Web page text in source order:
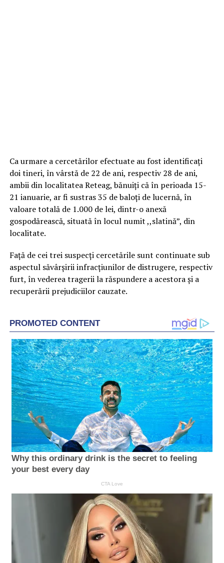
Ca urmare a cercetărilor efectuate au fost identificaţi
doi tineri, în vârstă de 22 de ani, respectiv 28 de ani,
ambii din localitatea Reteag, bănuiţi că în perioada 15-
21 ianuarie, ar fi sustras 35 de baloţi de lucernă, în
valoare totală de 1.000 de lei, dintr-o anexă
gospodărească, situată în locul numit ,,slatină”, din
localitate.
Faţă de cei trei suspecţi cercetările sunt continuate sub
aspectul săvârşirii infracţiunilor de distrugere, respectiv
furt, în vederea tragerii la răspundere a acestora şi a
recuperării prejudiciilor cauzate.